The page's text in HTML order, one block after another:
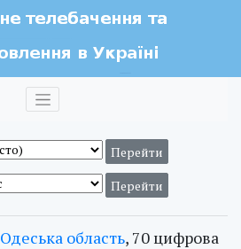
Одеська область, 70 цифрова